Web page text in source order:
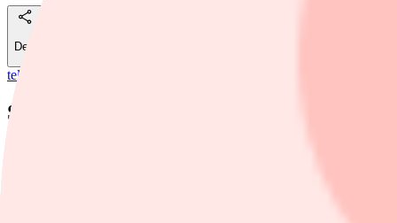
Dela
telegram
Stellantis och General Motors får